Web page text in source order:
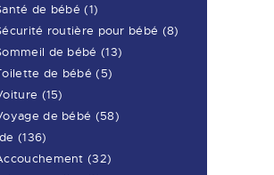
de bébé (1)
routière pour bébé (8)
de bébé (13)
de bébé (5)
(15)
de bébé (58)
(136)
(32)